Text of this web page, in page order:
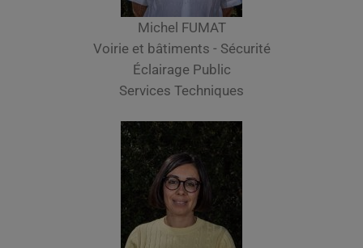
Michel FUMAT
Voirie et bâtiments - Sécurité
Éclairage Public
Services Techniques